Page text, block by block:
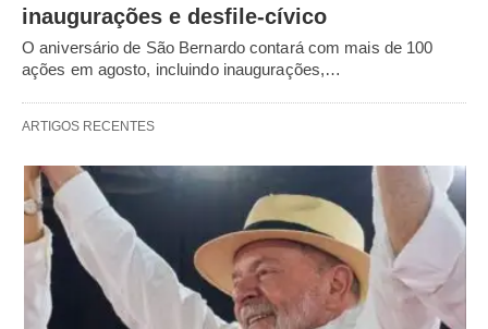
inaugurações e desfile-cívico
O aniversário de São Bernardo contará com mais de 100
ações em agosto, incluindo inaugurações,…
ARTIGOS RECENTES